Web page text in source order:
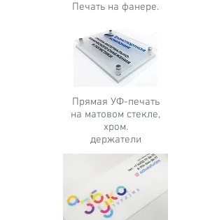
Печать на фанере.
Прямая УФ-печать
на матовом стекле,
хром.
держатели